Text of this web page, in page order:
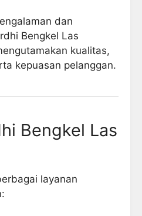
dan
Bengkel Las
kualitas,
kepuasan pelanggan.
Bengkel Las
layanan